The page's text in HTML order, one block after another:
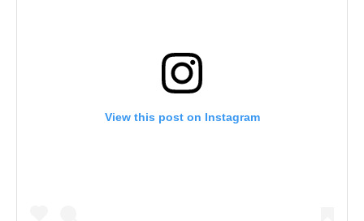
View this post on Instagram